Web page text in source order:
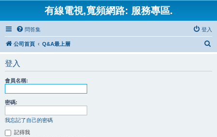
有線電視,寬頻網路: 服務專區.
問答集 登入
公司首頁 Q&A最上層
登入
會員名稱:
密碼:
我忘記了自己的密碼
記得我